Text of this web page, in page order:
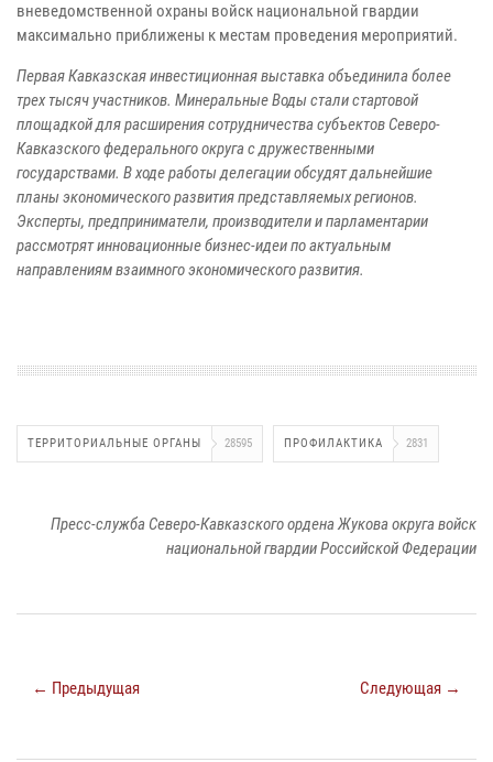
вневедомственной охраны войск национальной гвардии
максимально приближены к местам проведения мероприятий.
Первая Кавказская инвестиционная выставка объединила более
трех тысяч участников. Минеральные Воды стали стартовой
площадкой для расширения сотрудничества субъектов Северо-
Кавказского федерального округа с дружественными
государствами. В ходе работы делегации обсудят дальнейшие
планы экономического развития представляемых регионов.
Эксперты, предприниматели, производители и парламентарии
рассмотрят инновационные бизнес-идеи по актуальным
направлениям взаимного экономического развития.
ТЕРРИТОРИАЛЬНЫЕ ОРГАНЫ 28595 ПРОФИЛАКТИКА 2831
Пресс-служба Северо-Кавказского ордена Жукова округа войск
национальной гвардии Российской Федерации
← Предыдущая Следующая →